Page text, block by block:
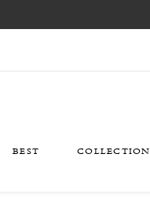
BEST COLLECTION